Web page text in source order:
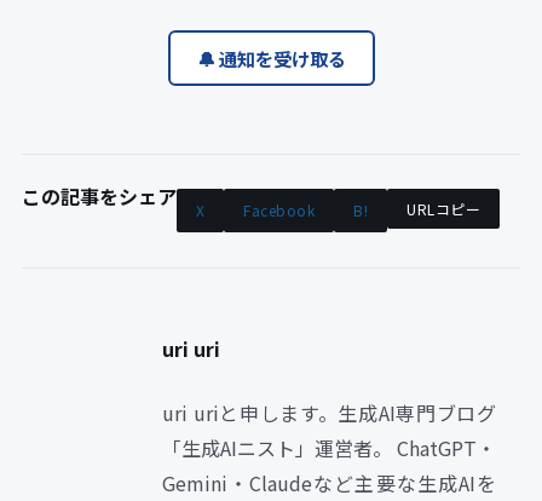
🔔 通知を受け取る
この記事をシェア X Facebook B! URLコピー
uri uri
uri uriと申します。生成AI専門ブログ
「生成AIニスト」運営者。 ChatGPT・
Gemini・Claudeなど主要な生成AIを